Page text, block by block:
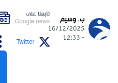
ب. وسيم
16/12/2025
- 12:33
تابعنا على
Google news
Twitter